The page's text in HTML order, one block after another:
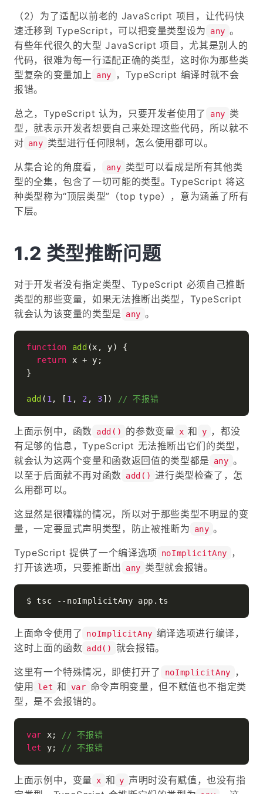
（2）为了适配以前老的 JavaScript 项目，让代码快
速迁移到 TypeScript，可以把变量类型设为
any 。
有些年代很久的大型 JavaScript 项目，尤其是别人的
代码，很难为每一行适配正确的类型，这时你为那些类
型复杂的变量加上
any
，TypeScript 编译时就不会
报错。
总之，TypeScript 认为，只要开发者使用了 any 类
型，就表示开发者想要自己来处理这些代码，所以就不
对 any 类型进行任何限制，怎么使用都可以。
从集合论的角度看， any 类型可以看成是所有其他类
型的全集，包含了一切可能的类型。TypeScript 将这
种类型称为“顶层类型”（top type），意为涵盖了所有
下层。
类型推断问题
对于开发者没有指定类型、TypeScript 必须自己推断
类型的那些变量，如果无法推断出类型，TypeScript
就会认为该变量的类型是
any 。
function add (x, y) {
return x + y;
}
add ( 1 , [ 1 , 2 , 3]) // 不报错
上面示例中，函数 add() 的参数变量 x 和 y ，都没
有足够的信息，TypeScript 无法推断出它们的类型，
就会认为这两个变量和函数返回值的类型都是
any 。
以至于后面就不再对函数 add() 进行类型检查了，怎
么用都可以。
这显然是很糟糕的情况，所以对于那些类型不明显的变
量，一定要显式声明类型，防止被推断为
any 。
TypeScript 提供了一个编译选项 noImplicitAny
，
打开该选项，只要推断出
any 类型就会报错。
上面命令使用了 noImplicitAny 编译选项进行编译，
这时上面的函数 add() 就会报错。
这里有一个特殊情况，即使打开了 noImplicitAny
，
使用 let 和 var 命令声明变量，但不赋值也不指定类
型，是不会报错的。
var x; // 不报错
let
y; // 不报错
上面示例中，变量 x 和 y 声明时没有赋值，也没有指